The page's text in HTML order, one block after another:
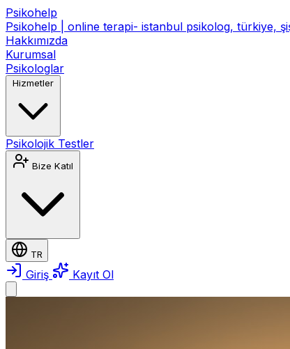
Psikohelp
Psikohelp | online terapi- istanbul psikolog, türkiye,
Hakkımızda
Kurumsal
Psikologlar
Hizmetler
Psikolojik Testler
Bize Katıl
TR
Giriş Kayıt Ol